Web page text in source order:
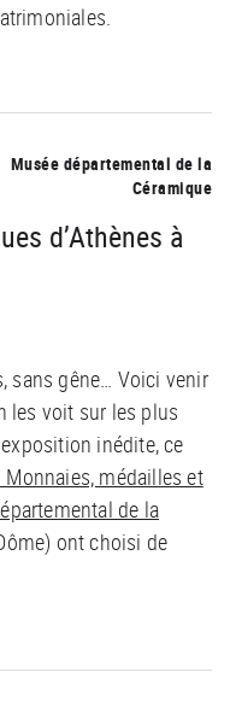
Musée départemental de la
Céramique
d’Athènes à
sans gêne… Voici venir
les voit sur les plus
inédite, ce
médailles et
de la
ont choisi de